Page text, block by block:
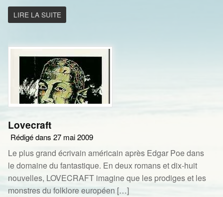
LIRE LA SUITE
Lovecraft
Rédigé dans 27 mai 2009
Le plus grand écrivain américain après Edgar Poe dans
le domaine du fantastique. En deux romans et dix-huit
nouvelles, LOVECRAFT imagine que les prodiges et les
monstres du folklore européen […]